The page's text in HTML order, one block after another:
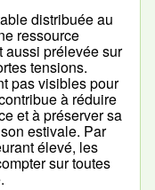
distribuée au
ressource
prélevée sur
tensions.
pas visibles pour
à réduire
et à préserver sa
estivale. Par
élevé, les
sur toutes